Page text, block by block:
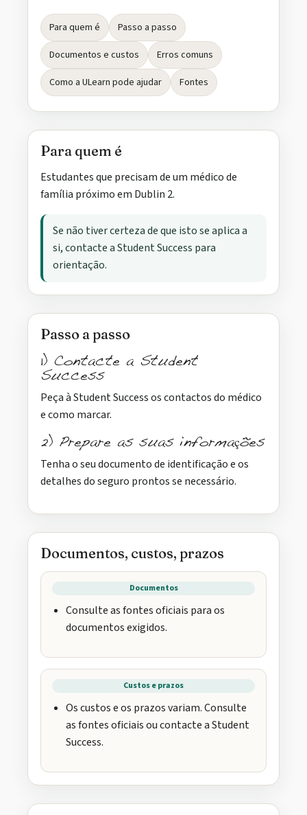
Para quem é
Passo a passo
Documentos e custos
Erros comuns
Como a ULearn pode ajudar
Fontes
Para quem é
Estudantes que precisam de um médico de
família próximo em Dublin 2.
Se não tiver certeza de que isto se aplica a
si, contacte a Student Success para
orientação.
Passo a passo
1) Contacte a Student
Success
Peça à Student Success os contactos do médico
e como marcar.
2) Prepare as suas informações
Tenha o seu documento de identificação e os
detalhes do seguro prontos se necessário.
Documentos, custos, prazos
Documentos
Consulte as fontes oficiais para os
documentos exigidos.
Custos e prazos
Os custos e os prazos variam. Consulte
as fontes oficiais ou contacte a Student
Success.